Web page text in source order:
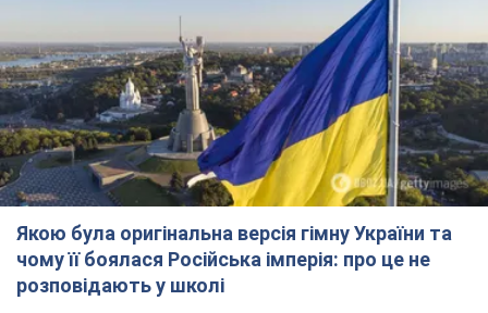
Якою була оригінальна версія гімну України та
чому її боялася Російська імперія: про це не
розповідають у школі